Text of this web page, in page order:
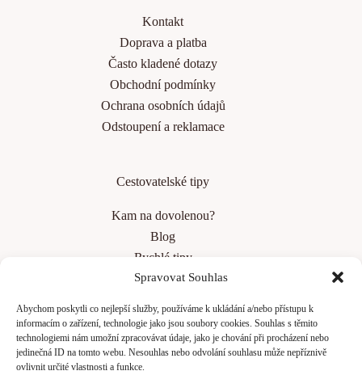
Spravovat Souhlas
Abychom poskytli co nejlepší služby, používáme k ukládání a/nebo přístupu k
informacím o zařízení, technologie jako jsou soubory cookies. Souhlas s těmito
technologiemi nám umožní zpracovávat údaje, jako je chování při procházení nebo
jedinečná ID na tomto webu. Nesouhlas nebo odvolání souhlasu může nepříznivě
ovlivnit určité vlastnosti a funkce.
Kontakt
Doprava a platba
Často kladené dotazy
Obchodní podmínky
Ochrana osobních údajů
Odstoupení a reklamace
Cestovatelské tipy
Kam na dovolenou?
Blog
Rychlé tipy
Top 10 měst v Evropě
Jak se připravit na dlouhý let